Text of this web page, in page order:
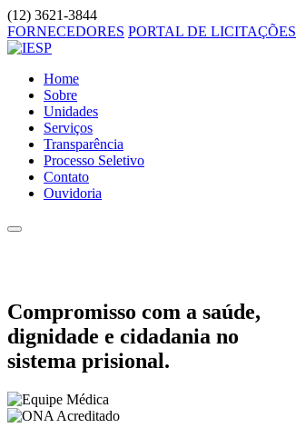
(12) 3621-3844
FORNECEDORES PORTAL DE LICITAÇÕES
Home
Sobre
Unidades
Serviços
Transparência
Processo Seletivo
Contato
Ouvidoria
Compromisso com a saúde,
dignidade e cidadania no
sistema prisional.